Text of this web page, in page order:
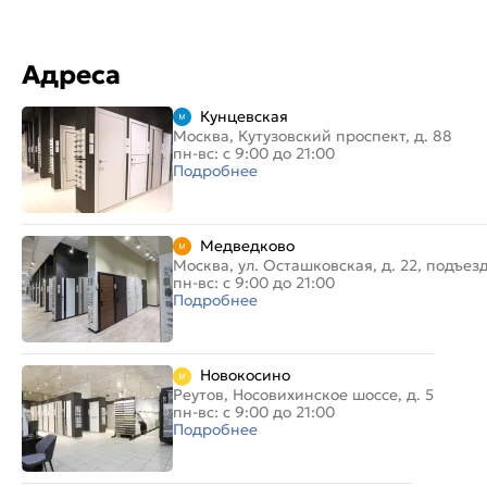
Адреса
Кунцевская
Москва, Кутузовский проспект, д. 88
пн-вс: с 9:00 до 21:00
Подробнее
Медведково
Москва, ул. Осташковская, д. 22,
пн-вс: с 9:00 до 21:00
Подробнее
Новокосино
Реутов, Носовихинское шоссе, д. 5
пн-вс: с 9:00 до 21:00
Подробнее